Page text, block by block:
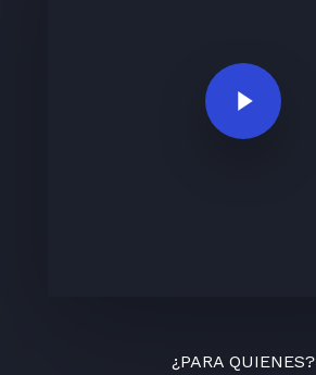
Play Video
¿PARA QUIENES?